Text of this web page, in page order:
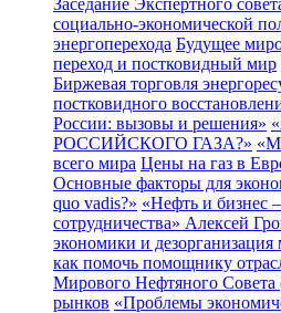
Заседание Экспертного
социально-экономической
энергоперехода Будущее
переход и постковидный мир
Биржевая торговля
постковидного
России: вызовы и решения»
РОССИЙСКОГО ГАЗА?»
всего мира Цены на газ в
Основные факторы для
quo vadis?» «Нефть и бизнес
сотрудничества» Алексей
экономики и
как помочь помощнику
Мирового Нефтяного
рынков «Проблемы